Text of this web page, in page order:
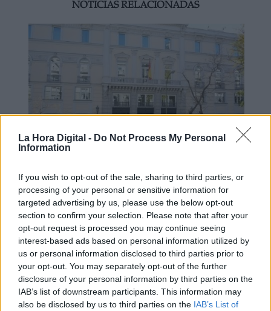
La Hora Digital - Do Not Process My Personal
Information
If you wish to opt-out of the sale, sharing to third parties, or
processing of your personal or sensitive information for
targeted advertising by us, please use the below opt-out
section to confirm your selection. Please note that after your
opt-out request is processed you may continue seeing
interest-based ads based on personal information utilized by
us or personal information disclosed to third parties prior to
your opt-out. You may separately opt-out of the further
disclosure of your personal information by third parties on the
IAB’s list of downstream participants. This information may
also be disclosed by us to third parties on the IAB’s List of
NOTICIAS RELACIONADAS
El PP actúa de forma
inconstitucional manteniendo el
bloqueo al CGPJ caducado hace tres
años